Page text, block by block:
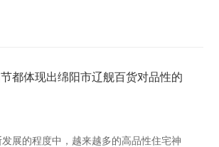
都体现出绵阳市辽舰百货对品性的
展的程度中，越来越多的高品性住宅神